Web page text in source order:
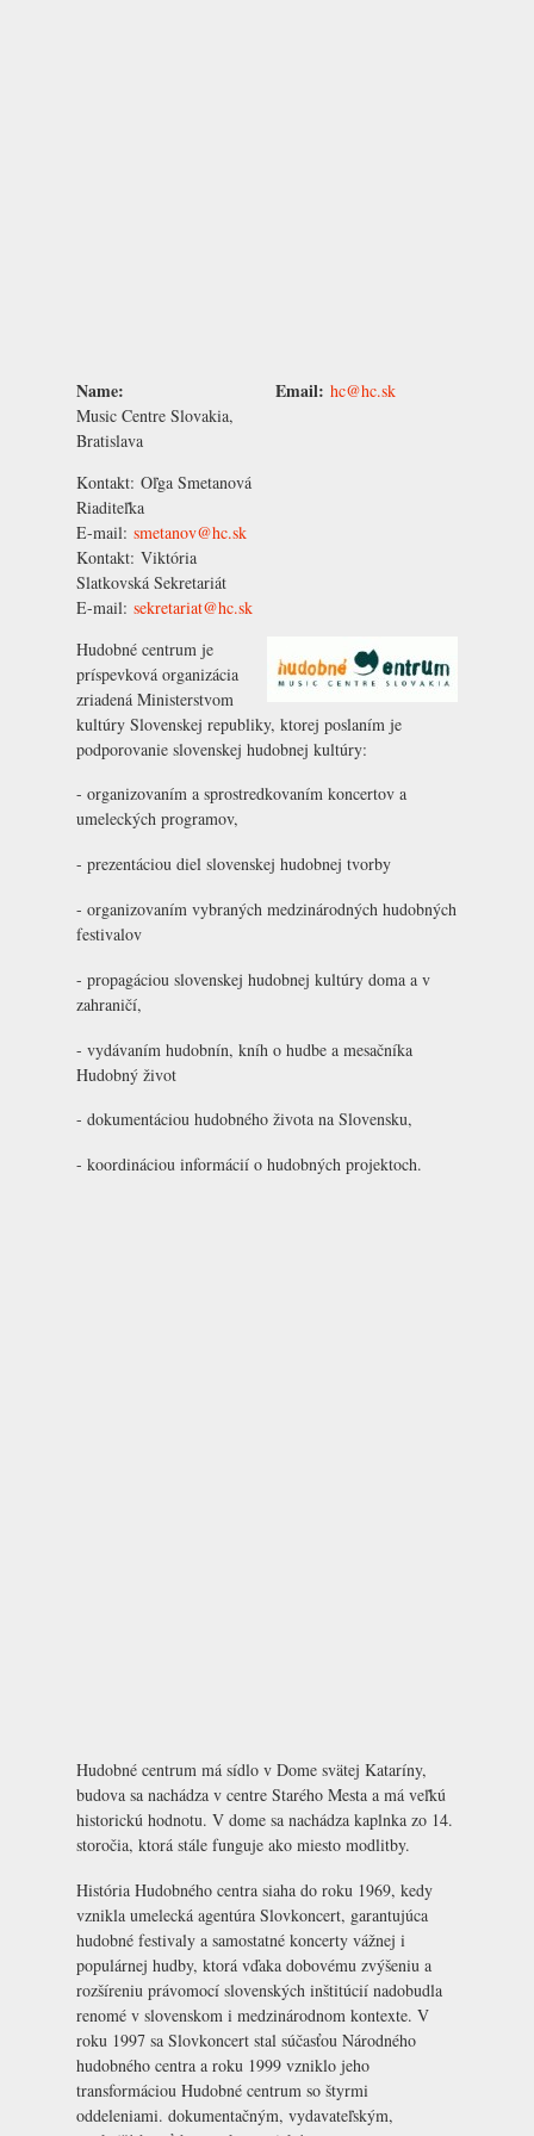
Name:
Music Centre Slovakia,
Bratislava
Kontakt: Oľga Smetanová
Riaditeľka
E-mail: smetanov@hc.sk
Kontakt: Viktória
Slatkovská Sekretariát
E-mail: sekretariat@hc.sk
Email: hc@hc.sk
Hudobné centrum je
príspevková organizácia
zriadená Ministerstvom
kultúry Slovenskej republiky, ktorej poslaním je
podporovanie slovenskej hudobnej kultúry:
- organizovaním a sprostredkovaním koncertov a
umeleckých programov,
- prezentáciou diel slovenskej hudobnej tvorby
- organizovaním vybraných medzinárodných hudobných
festivalov
- propagáciou slovenskej hudobnej kultúry doma a v
zahraničí,
- vydávaním hudobnín, kníh o hudbe a mesačníka
Hudobný život
- dokumentáciou hudobného života na Slovensku,
- koordináciou informácií o hudobných projektoch.
Hudobné centrum má sídlo v Dome svätej Kataríny,
budova sa nachádza v centre Starého Mesta a má veľkú
historickú hodnotu. V dome sa nachádza kaplnka zo 14.
storočia, ktorá stále funguje ako miesto modlitby.
História Hudobného centra siaha do roku 1969, kedy
vznikla umelecká agentúra Slovkoncert, garantujúca
hudobné festivaly a samostatné koncerty vážnej i
populárnej hudby, ktorá vďaka dobovému zvýšeniu a
rozšíreniu právomocí slovenských inštitúcií nadobudla
renomé v slovenskom i medzinárodnom kontexte. V
roku 1997 sa Slovkoncert stal súčasťou Národného
hudobného centra a roku 1999 vzniklo jeho
transformáciou Hudobné centrum so štyrmi
oddeleniami. dokumentačným, vydavateľským,